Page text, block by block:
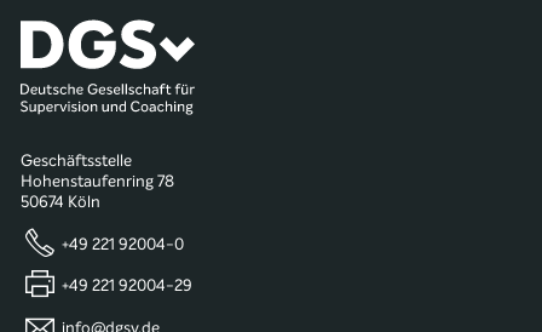
Geschäftsstelle
Hohenstaufenring 78
50674 Köln
+49 221 92004-0
+49 221 92004-29